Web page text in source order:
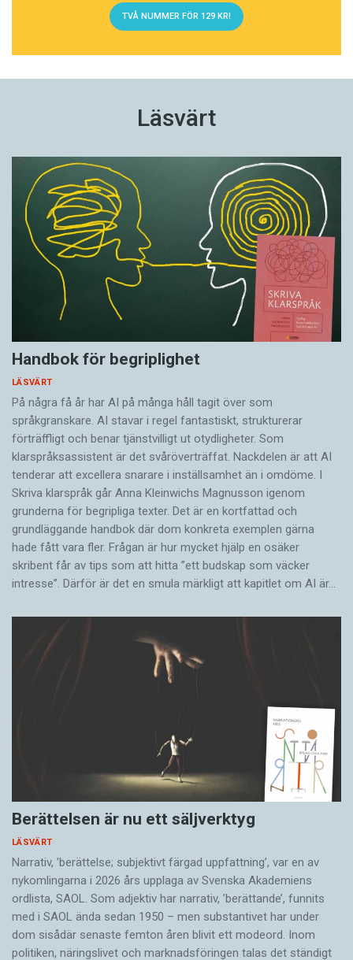
TVÅ NUMMER FÖR 129 KR!
Läsvärt
Handbok för begriplighet
LÄSVÄRT
På några få år har AI på många håll tagit över som
språkgranskare. AI stavar i regel fantastiskt, strukturerar
förträffligt och benar tjänstvilligt ut otydligheter. Som
klarspråksassistent är det svår­överträffat. Nack­delen är att AI
tenderar att excellera snarare i inställsamhet än i omdöme. I
Skriva klarspråk går Anna Kleinwichs Magnusson igenom
grunderna för begripliga texter. Det är en kortfattad och
grundläggande handbok där dom konkreta exemplen gärna
hade fått vara fler. Frågan är hur mycket hjälp en osäker
skribent får av tips som att hitta ”ett budskap som väcker
intresse”. Därför är det en smula märkligt att kapitlet om AI är…
Berättelsen är nu ett säljverktyg
LÄSVÄRT
Narrativ, ’berättelse; subjektivt färgad uppfattning’, var en av
nykomlingarna i 2026 års upplaga av Svenska Akademiens
ordlista, SAOL. Som adjektiv har narrativ, ’berättande’, funnits
med i SAOL ända sedan 1950 – men substantivet har under
dom sisådär senaste femton åren blivit ett modeord. Inom
politiken, näringslivet och marknadsföringen talas det ständigt